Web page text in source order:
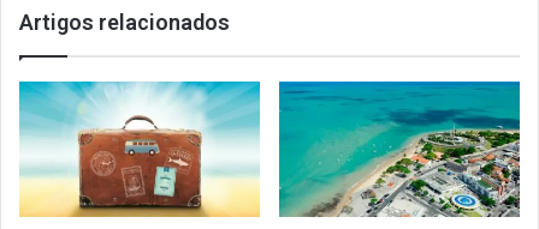
Artigos relacionados